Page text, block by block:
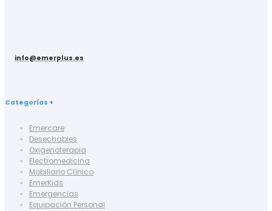
info@emerplus.es
Categorías +
Emercare
Desechables
Oxigenoterapia
Electromedicina
Mobiliario Clínico
EmerKids
Emergencias
Equipación Personal